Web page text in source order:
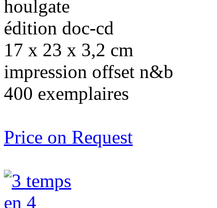
houlgate
édition doc-cd
17 x 23 x 3,2 cm
impression offset n&b
400 exemplaires
Price on Request